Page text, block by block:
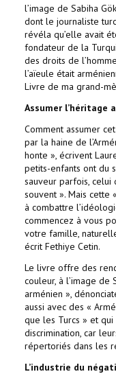
l’image de Sabiha
dont le journaliste
révéla qu’elle avait
fondateur de la
des droits de
l’aïeule était
Livre de ma grand-
Assumer l’héritage
Comment assumer
par la haine de
honte », écrivent
petits-enfants ont du
sauveur parfois,
souvent ». Mais cette
à combattre
commencez à vous
votre famille,
écrit Fethiye Cetin.
Le livre offre des
couleur, à l’image de
arménien »,
aussi avec des «
que les Turcs » et
discrimination, car
répertoriés dans les
L’industrie du